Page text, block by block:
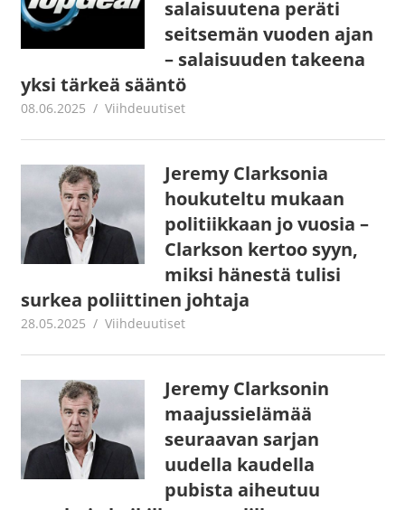
salaisuutena peräti
seitsemän vuoden ajan
– salaisuuden takeena
yksi tärkeä sääntö
08.06.2025 Juha Kaunisto
Viihdeuutiset
Jeremy Clarksonia
houkuteltu mukaan
politiikkaan jo vuosia –
Clarkson kertoo syyn,
miksi hänestä tulisi
surkea poliittinen johtaja
28.05.2025 Juha Kaunisto
Viihdeuutiset
Jeremy Clarksonin
maajussielämää
seuraavan sarjan
uudella kaudella
pubista aiheutuu